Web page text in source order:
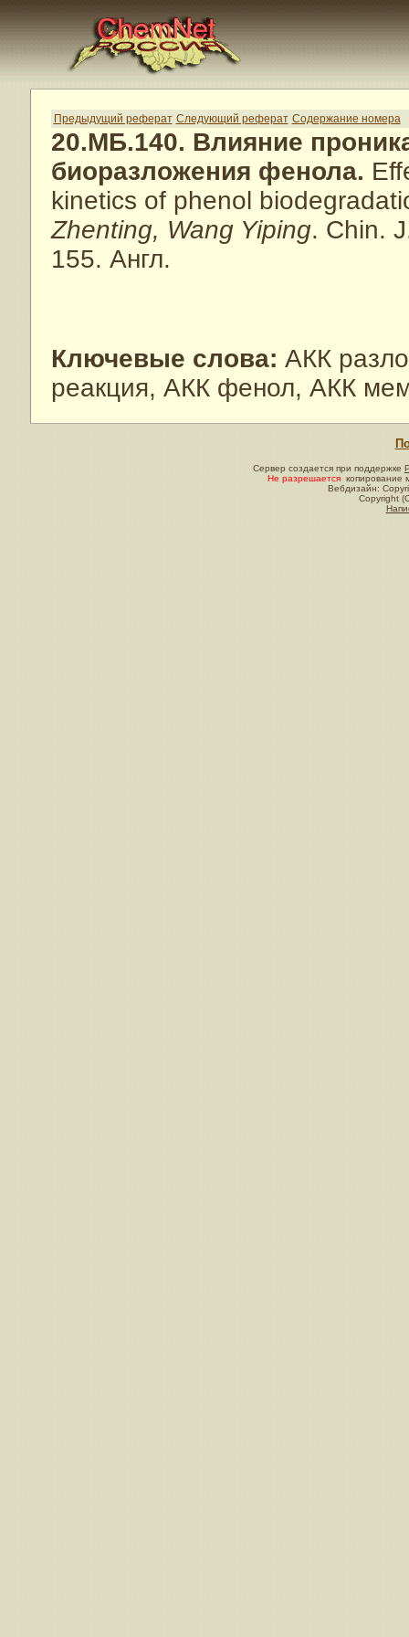
Предыдущий реферат Следующий реферат Содержание номера
20.МБ.140. Влияние
биоразложения фенола.
kinetics of phenol
Zhenting, Wang Yiping. Chin.
155. Англ.
Ключевые слова: АКК
реакция, АКК фенол, АКК
Сервер создается при поддержке
Не разрешается копирование
Вебдизайн:
Copyright